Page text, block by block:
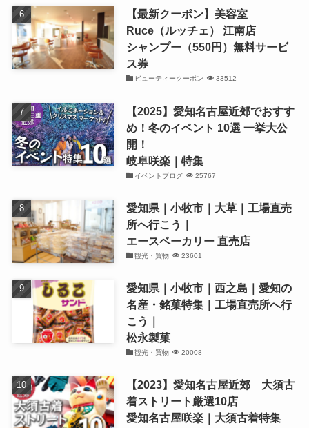
【最新クーポン】美容室
Ruce（ルッチェ） 江南店
シャンプー（550円）無料サービ
ス券
ビューティークーポン 33512
【2025】愛知名古屋近郊でおすす
め！冬のイベント 10選 一挙大公
開！
岐阜咲楽｜特集
イベントブログ 25767
愛知県｜小牧市｜大草｜工場直売
所へ行こう｜
エースベーカリー 直売店
観光・買物 23601
愛知県｜小牧市｜西之島｜愛知の
名産・銘菓特集｜工場直売所へ行
こう｜
松永製菓
観光・買物 20008
【2023】愛知名古屋近郊 大須古
着ストリート厳選10店
愛知名古屋咲楽｜大須古着特集